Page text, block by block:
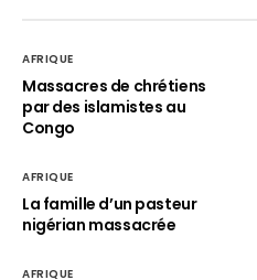
AFRIQUE
Massacres de chrétiens
par des islamistes au
Congo
AFRIQUE
La famille d’un pasteur
nigérian massacrée
AFRIQUE